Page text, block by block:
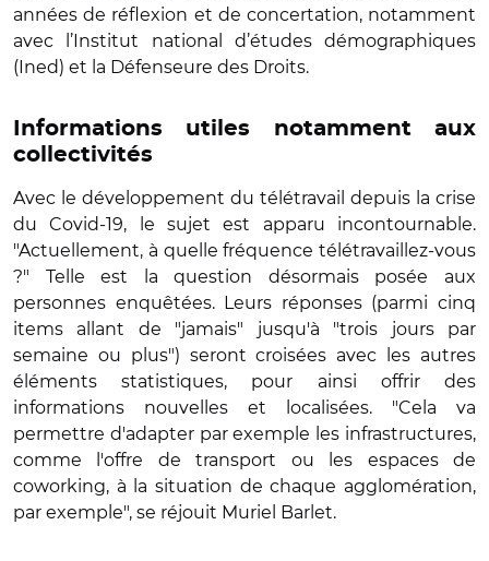
années de réflexion et de concertation, notamment
avec l’Institut national d’études démographiques
(Ined) et la Défenseure des Droits.
Informations utiles notamment aux
collectivités
Avec le développement du télétravail depuis la crise
du Covid-19, le sujet est apparu incontournable.
"Actuellement, à quelle fréquence télétravaillez-vous
?" Telle est la question désormais posée aux
personnes enquêtées. Leurs réponses (parmi cinq
items allant de "jamais" jusqu'à "trois jours par
semaine ou plus") seront croisées avec les autres
éléments statistiques, pour ainsi offrir des
informations nouvelles et localisées. "Cela va
permettre d'adapter par exemple les infrastructures,
comme l'offre de transport ou les espaces de
coworking, à la situation de chaque agglomération,
par exemple", se réjouit Muriel Barlet.